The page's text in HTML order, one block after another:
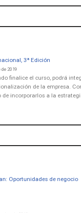
3ª Edición
2019
finalice el curso, podrá
de la empresa.
de incorporarlos a la
Oportunidades de negocio